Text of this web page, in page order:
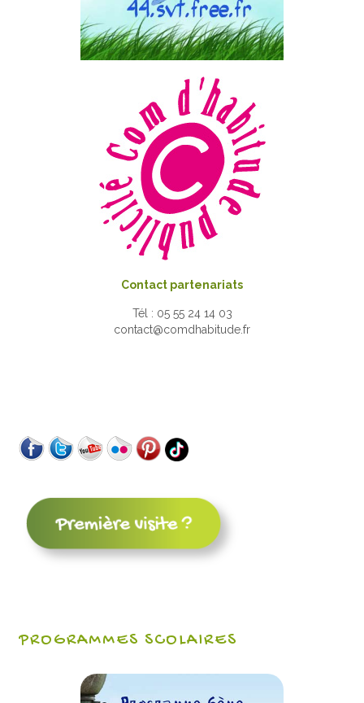
Contact partenariats
Tél : 05 55 24 14 03
contact@comdhabitude.fr
PROGRAMMES SCOLAIRES